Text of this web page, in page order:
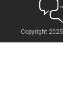
Copyright 2025